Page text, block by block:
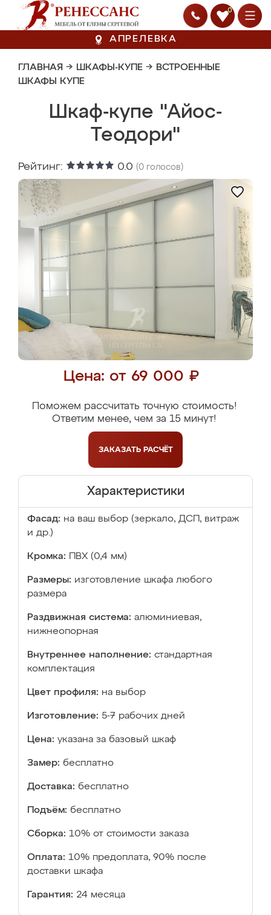
0
АПРЕЛЕВКА
ГЛАВНАЯ → ШКАФЫ-КУПЕ → ВСТРОЕННЫЕ
ШКАФЫ КУПЕ
Шкаф-купе "Айос-
Теодори"
Рейтинг: 0.0 (0 голосов)
Цена: от 69 000 ₽
Поможем рассчитать точную стоимость!
Ответим менее, чем за 15 минут!
ЗАКАЗАТЬ РАСЧЁТ
Характеристики
Фасад: на ваш выбор (зеркало, ДСП, витраж
и др.)
Кромка: ПВХ (0,4 мм)
Размеры: изготовление шкафа любого
размера
Раздвижная система: алюминиевая,
нижнеопорная
Внутреннее наполнение: стандартная
комплектация
Цвет профиля: на выбор
Изготовление: 5-7 рабочих дней
Цена: указана за базовый шкаф
Замер: бесплатно
Доставка: бесплатно
Подъём: бесплатно
Сборка: 10% от стоимости заказа
Оплата: 10% предоплата, 90% после
доставки шкафа
Гарантия: 24 месяца